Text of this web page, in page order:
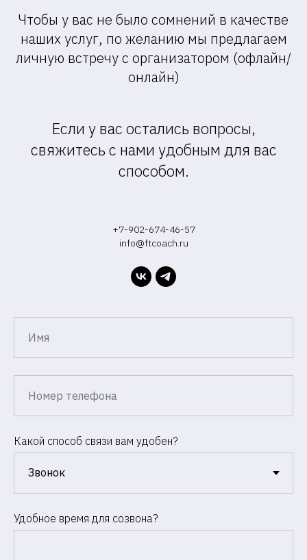
Чтобы у вас не было сомнений в качестве
наших услуг, по желанию мы предлагаем
личную встречу с организатором (офлайн/
онлайн)
Если у вас остались вопросы,
свяжитесь с нами удобным для вас
способом.
+7-902-674-46-57
info@ftcoach.ru
Какой способ связи вам удобен?
Удобное время для созвона?